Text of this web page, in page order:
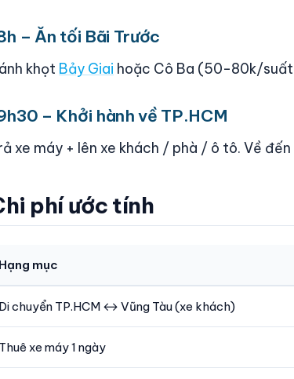
– Ăn tối Bãi Trước
khọt Bảy Giai hoặc Cô Ba (50-80k/
– Khởi hành về TP.HCM
xe máy + lên xe khách / phà / ô tô. Về đến
phí ước tính
Hạng mục
Di chuyển TP.HCM ↔ Vũng Tàu (xe khách)
Thuê xe máy 1 ngày